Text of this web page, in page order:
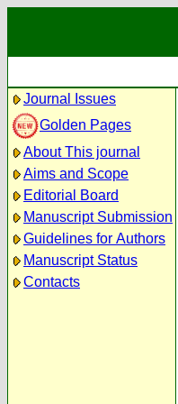
Journal Issues
Golden Pages
About This journal
Aims and Scope
Editorial Board
Manuscript Submission
Guidelines for Authors
Manuscript Status
Contacts